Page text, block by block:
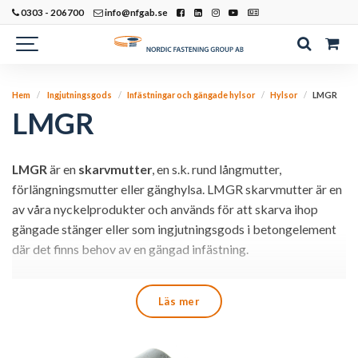
0303 - 206700 info@nfgab.se
Hem Ingjutningsgods Infästningar och gängade hylsor Hylsor LMGR
LMGR
LMGR är en skarvmutter, en s.k. rund långmutter,
förlängningsmutter eller gänghylsa. LMGR skarvmutter är en
av våra nyckelprodukter och används för att skarva ihop
gängade stänger eller som ingjutningsgods i betongelement
där det finns behov av en gängad infästning.
Basta registrering för LMGR
Läs mer